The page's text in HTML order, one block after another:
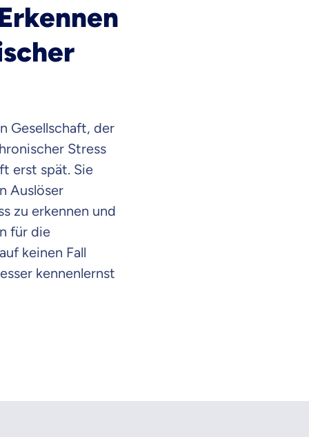
Gesellschaft, der
Stress
erst spät. Sie
Auslöser
zu erkennen und
für die
keinen Fall
kennenlernst